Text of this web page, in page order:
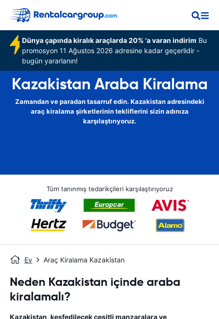
Dünya çapında kiralık araçlarda 20% 'a varan indirim Bu
promosyon 11 Ağustos 2026 adresine kadar geçerlidir -
bugün yararlanın!
Kazakistan Araba Kiralama
Zamandan ve paradan tasarruf edin. Kazakistan adresindeki
araç kiralama şirketlerinin tekliflerini sizin adınıza
karşılaştırıyoruz.
Tüm tanınmış tedarikçileri karşılaştırıyoruz
Ev Araç Kiralama Kazakistan
Neden Kazakistan içinde araba
kiralamalı?
Kazakistan, keşfedilecek çeşitli manzaralara ve